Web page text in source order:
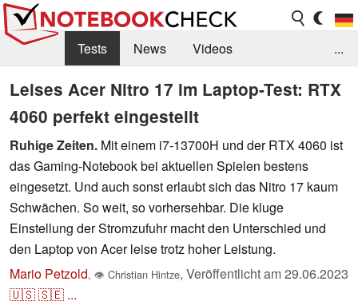
Tests News
Videos
Benchmarks & Tech
Externe Tests
Kaufberatung
Deals Suche
Forum
...
Leises Acer Nitro 17 im Laptop-Test: RTX
4060 perfekt eingestellt
Ruhige Zeiten. Mit einem i7-13700H und der RTX 4060 ist
das Gaming-Notebook bei aktuellen Spielen bestens
eingesetzt. Und auch sonst erlaubt sich das Nitro 17 kaum
Schwächen. So weit, so vorhersehbar. Die kluge
Einstellung der Stromzufuhr macht den Unterschied und
den Laptop von Acer leise trotz hoher Leistung.
Mario Petzold, 👁 Christian Hintze, Veröffentlicht am29.06.2023
🇺🇸🇸🇪 ...